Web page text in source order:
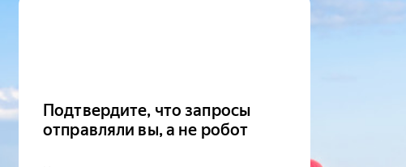
Подтвердите, что запросы
отправляли вы, а не робот